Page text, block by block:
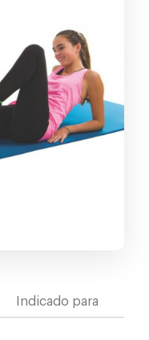
Indicado para